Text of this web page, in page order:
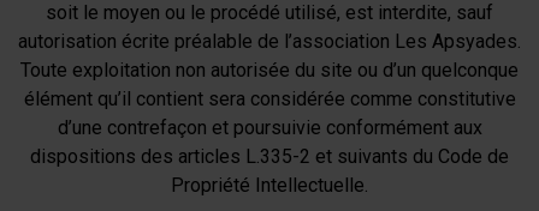
soit le moyen ou le procédé utilisé, est interdite, sauf
autorisation écrite préalable de l’association Les Apsyades.
Toute exploitation non autorisée du site ou d’un quelconque
élément qu’il contient sera considérée comme constitutive
d’une contrefaçon et poursuivie conformément aux
dispositions des articles L.335-2 et suivants du Code de
Propriété Intellectuelle.